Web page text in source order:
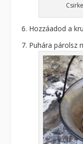
Hozzáadod a
Puhára párolsz